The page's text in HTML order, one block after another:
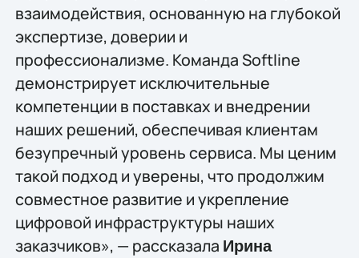
взаимодействия, основанную на глубокой
экспертизе, доверии и
профессионализме. Команда Softline
демонстрирует исключительные
компетенции в поставках и внедрении
наших решений, обеспечивая клиентам
безупречный уровень сервиса. Мы ценим
такой подход и уверены, что продолжим
совместное развитие и укрепление
цифровой инфраструктуры наших
заказчиков», — рассказала Ирина